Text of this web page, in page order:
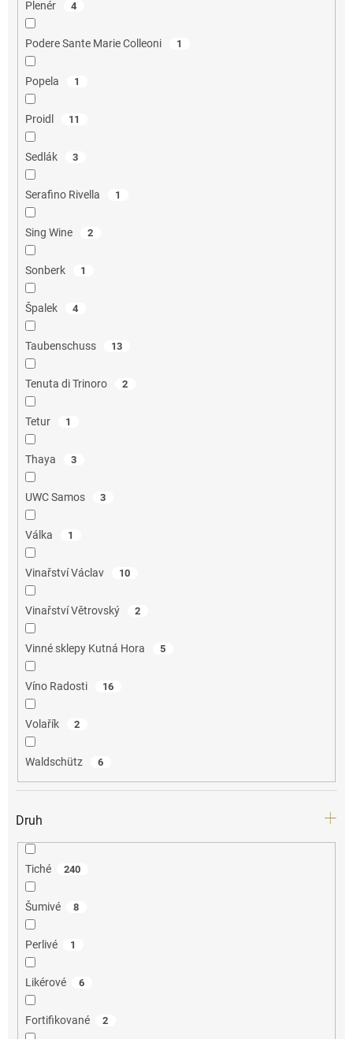
Plenér 4
Podere Sante Marie Colleoni 1
Popela 1
Proidl 11
Sedlák 3
Serafino Rivella 1
Sing Wine 2
Sonberk 1
Špalek 4
Taubenschuss 13
Tenuta di Trinoro 2
Tetur 1
Thaya 3
UWC Samos 3
Válka 1
Vinařství Václav 10
Vinařství Větrovský 2
Vinné sklepy Kutná Hora 5
Víno Radosti 16
Volařík 2
Waldschütz 6
Druh
Tiché 240
Šumivé 8
Perlivé 1
Likérové 6
Fortifikované 2